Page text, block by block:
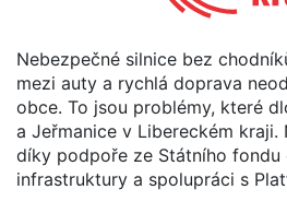
Nebezpečné silnice bez
mezi auty a rychlá doprava
obce. To jsou problémy, které
a Jeřmanice v Libereckém kraji.
díky podpoře ze Státního fondu
infrastruktury a spolupráci s